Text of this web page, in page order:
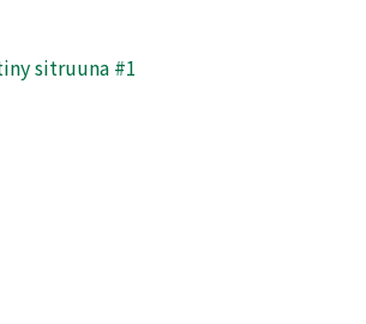
sitruuna #1